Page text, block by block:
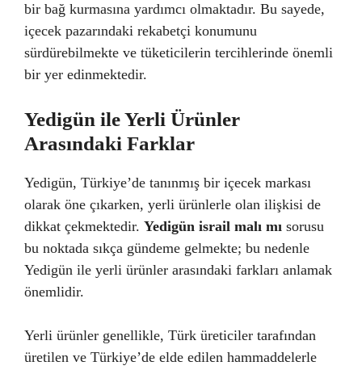
bir bağ kurmasına yardımcı olmaktadır. Bu sayede,
içecek pazarındaki rekabetçi konumunu
sürdürebilmekte ve tüketicilerin tercihlerinde önemli
bir yer edinmektedir.
Yedigün ile Yerli Ürünler
Arasındaki Farklar
Yedigün, Türkiye’de tanınmış bir içecek markası
olarak öne çıkarken, yerli ürünlerle olan ilişkisi de
dikkat çekmektedir. Yedigün israil malı mı sorusu
bu noktada sıkça gündeme gelmekte; bu nedenle
Yedigün ile yerli ürünler arasındaki farkları anlamak
önemlidir.
Yerli ürünler genellikle, Türk üreticiler tarafından
üretilen ve Türkiye’de elde edilen hammaddelerle